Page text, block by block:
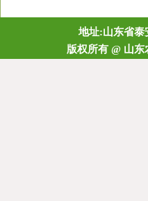
地址:山东省泰
版权所有 @ 山